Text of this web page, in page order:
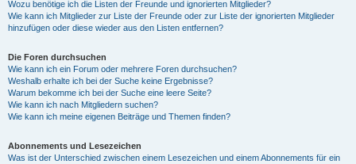
Wozu benötige ich die Listen der Freunde und ignorierten Mitglieder?
Wie kann ich Mitglieder zur Liste der Freunde oder zur Liste der ignorierten Mitglieder
hinzufügen oder diese wieder aus den Listen entfernen?
Die Foren durchsuchen
Wie kann ich ein Forum oder mehrere Foren durchsuchen?
Weshalb erhalte ich bei der Suche keine Ergebnisse?
Warum bekomme ich bei der Suche eine leere Seite?
Wie kann ich nach Mitgliedern suchen?
Wie kann ich meine eigenen Beiträge und Themen finden?
Abonnements und Lesezeichen
Was ist der Unterschied zwischen einem Lesezeichen und einem Abonnements für ein